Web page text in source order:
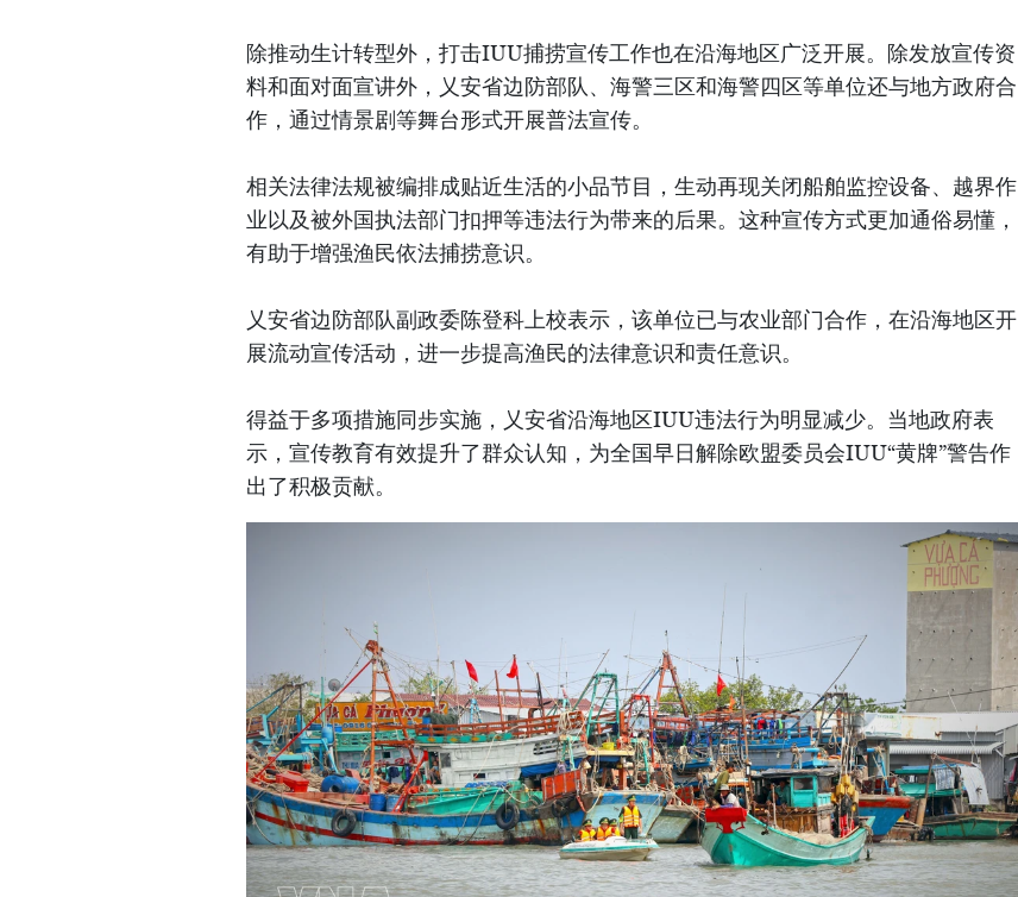
除推动生计转型外，打击IUU捕捞宣传工作也在沿海地区广泛开展。除发放宣传资
料和面对面宣讲外，乂安省边防部队、海警三区和海警四区等单位还与地方政府合
作，通过情景剧等舞台形式开展普法宣传。
相关法律法规被编排成贴近生活的小品节目，生动再现关闭船舶监控设备、越界作
业以及被外国执法部门扣押等违法行为带来的后果。这种宣传方式更加通俗易懂，
有助于增强渔民依法捕捞意识。
乂安省边防部队副政委陈登科上校表示，该单位已与农业部门合作，在沿海地区开
展流动宣传活动，进一步提高渔民的法律意识和责任意识。
得益于多项措施同步实施，乂安省沿海地区IUU违法行为明显减少。当地政府表
示，宣传教育有效提升了群众认知，为全国早日解除欧盟委员会IUU“黄牌”警告作
出了积极贡献。